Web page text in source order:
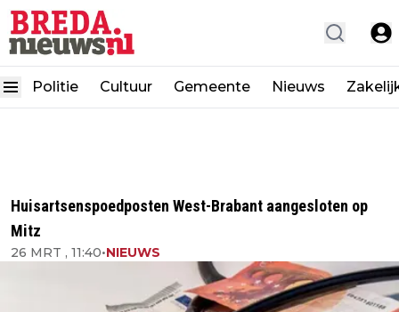
Politie Cultuur Gemeente Nieuws
Huisartsenspoedposten West-Brabant aangesloten op
Mitz
26 MRT , 11:40•NIEUWS